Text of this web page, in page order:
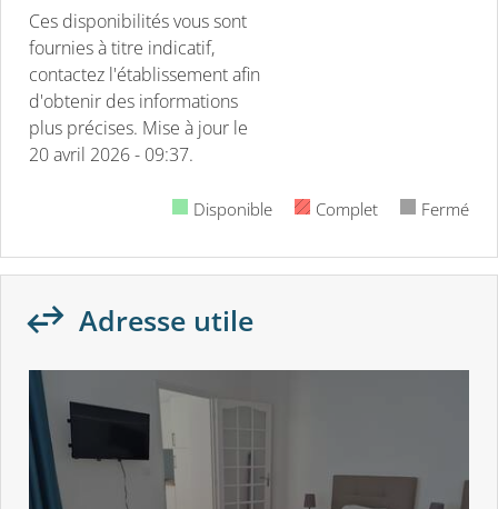
Ces disponibilités vous sont
fournies à titre indicatif,
contactez l'établissement afin
d'obtenir des informations
plus précises. Mise à jour le
20 avril 2026 - 09:37.
Disponible Complet Fermé
Adresse utile